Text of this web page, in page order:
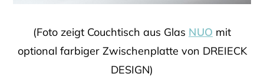
(Foto zeigt Couchtisch aus Glas NUO mit
optional farbiger Zwischenplatte von DREIECK
DESIGN)